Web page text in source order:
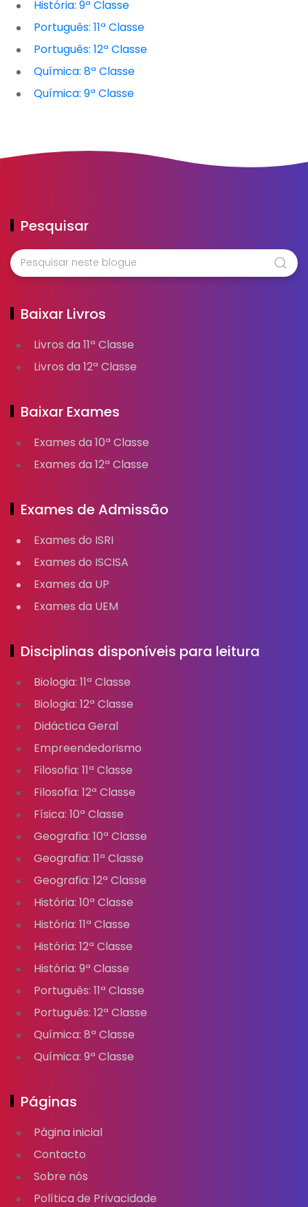
História: 9ª Classe
Português: 11ª Classe
Português: 12ª Classe
Química: 8ª Classe
Química: 9ª Classe
Pesquisar
Baixar Livros
Livros da 11ª Classe
Livros da 12ª Classe
Baixar Exames
Exames da 10ª Classe
Exames da 12ª Classe
Exames de Admissão
Exames do ISRI
Exames do ISCISA
Exames da UP
Exames da UEM
Disciplinas disponíveis para leitura
Biologia: 11ª Classe
Biologia: 12ª Classe
Didáctica Geral
Empreendedorismo
Filosofia: 11ª Classe
Filosofia: 12ª Classe
Física: 10ª Classe
Geografia: 10ª Classe
Geografia: 11ª Classe
Geografia: 12ª Classe
História: 10ª Classe
História: 11ª Classe
História: 12ª Classe
História: 9ª Classe
Português: 11ª Classe
Português: 12ª Classe
Química: 8ª Classe
Química: 9ª Classe
Páginas
Página inicial
Contacto
Sobre nós
Política de Privacidade